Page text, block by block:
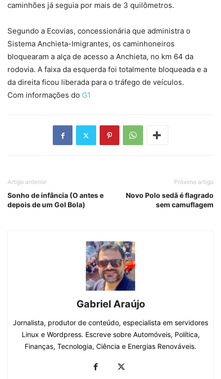
caminhões já seguia por mais de 3 quilômetros.
Segundo a Ecovias, concessionária que administra o
Sistema Anchieta-Imigrantes, os caminhoneiros
bloquearam a alça de acesso a Anchieta, no km 64 da
rodovia. A faixa da esquerda foi totalmente bloqueada e a
da direita ficou liberada para o tráfego de veículos.
Com informações do G1
Artigo anterior
Sonho de infância (O antes e
depois de um Gol Bola)
Próximo artigo
Novo Polo sedã é flagrado
sem camuflagem
Gabriel Araújo
Jornalista, produtor de conteúdo, especialista em servidores
Linux e Wordpress. Escreve sobre Automóveis, Política,
Finanças, Tecnologia, Ciência e Energias Renováveis.